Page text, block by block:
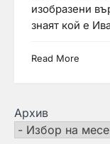
изобразени
знаят кой е
Read More
Архив